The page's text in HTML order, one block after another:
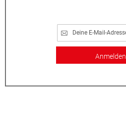
Anmelden